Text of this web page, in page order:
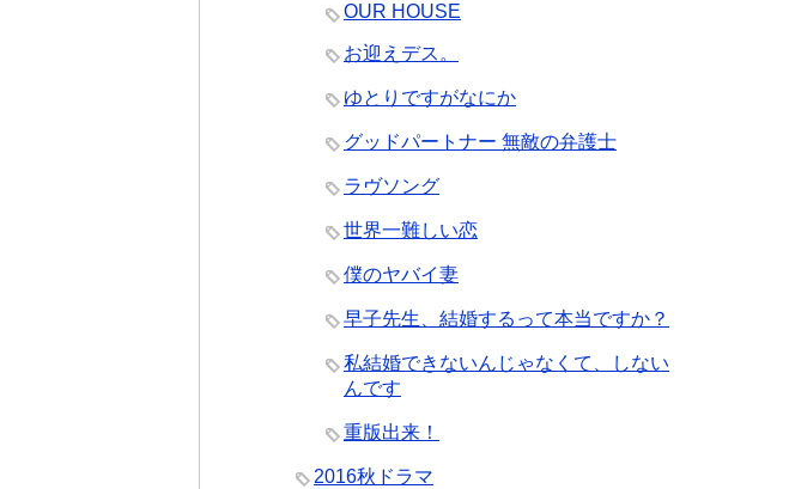
OUR HOUSE
お迎えデス。
ゆとりですがなにか
グッドパートナー 無敵の弁護士
ラヴソング
世界一難しい恋
僕のヤバイ妻
早子先生、結婚するって本当ですか？
私結婚できないんじゃなくて、しない
んです
重版出来！
2016秋ドラマ